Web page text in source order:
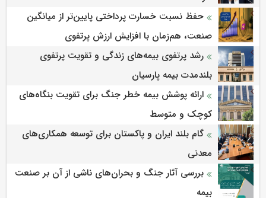
حفظ نسبت خسارت پرداختی پایین‌تر از میانگین
صنعت، هم‌زمان با افزایش ارزش پرتفوی
رشد پرتفوی بیمه‌های زندگی و تقویت پرتفوی
بلندمدت بیمه پارسیان
ارائه پوشش بیمه خطر جنگ برای تقویت بنگاه‌های
کوچک و متوسط
گام بلند ایران و پاکستان برای توسعه همکاری‌های
معدنی
بررسی آثار جنگ و بحران‌های ناشی از آن بر صنعت
بیمه